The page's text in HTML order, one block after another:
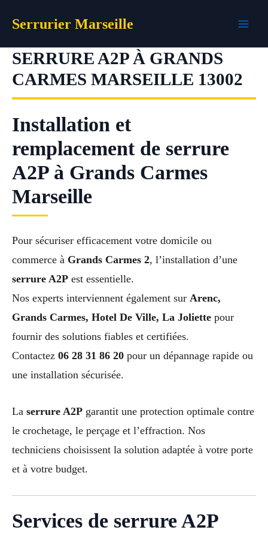
Serrurier Marseille
SERRURE A2P À GRANDS
CARMES MARSEILLE 13002
Installation et
remplacement de serrure
A2P à Grands Carmes
Marseille
Pour sécuriser efficacement votre domicile ou
commerce à Grands Carmes 2, l’installation d’une
serrure A2P est essentielle.
Nos experts interviennent également sur Arenc,
Grands Carmes, Hotel De Ville, La Joliette pour
fournir des solutions fiables et certifiées.
Contactez 06 28 31 86 20 pour un dépannage rapide ou
une installation sécurisée.
La serrure A2P garantit une protection optimale contre
le crochetage, le perçage et l’effraction. Nos
techniciens choisissent la solution adaptée à votre porte
et à votre budget.
Services de serrure A2P